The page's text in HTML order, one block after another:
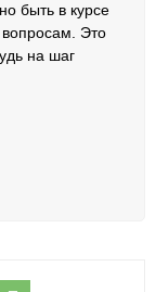
быть в курсе
Это
на шаг